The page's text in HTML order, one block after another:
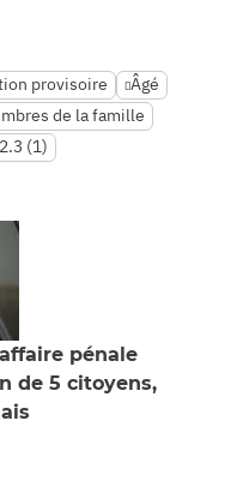
provisoire
Âgé
de la famille
(1)
pénale
de 5 citoyens,